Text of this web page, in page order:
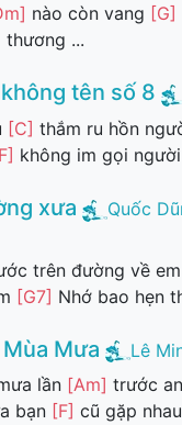
nào còn vang [G]
thương ...
tên số 8
[C] thắm ru hồn
không im gọi
xưa
Quốc
trên đường về
[G7] Nhớ bao hẹn
Mưa
Lê
lần [Am] trước
bạn [F] cũ gặp nhau